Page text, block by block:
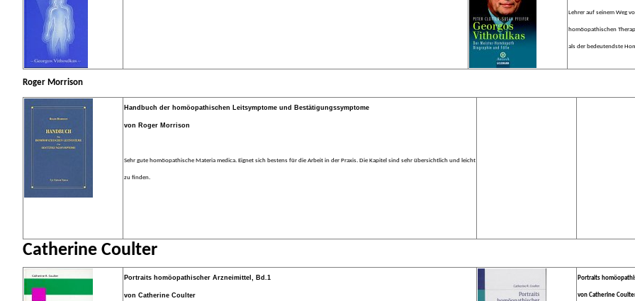
Lehrer auf seinem Weg
homöopathischen
als der bedeutendste
Roger Morrison
Handbuch der homöopathischen Leitsymptome und Bestätigungssymptome
von Roger Morrison
Sehr gute homöopathische Materia medica. Eignet sich bestens für die Arbeit in der Praxis. Die Kapitel sind sehr übersichtlich und leicht
zu finden.
Catherine Coulter
Portraits homöopathischer Arzneimittel, Bd.1
von Catherine Coulter
Portraits
von Catherine